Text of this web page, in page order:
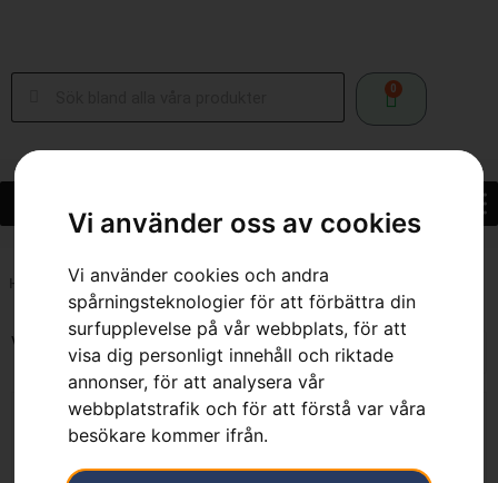
Vi använder oss av cookies
Vi använder cookies och andra
spårningsteknologier för att förbättra din
surfupplevelse på vår webbplats, för att
visa dig personligt innehåll och riktade
annonser, för att analysera vår
webbplatstrafik och för att förstå var våra
besökare kommer ifrån.
0
Hem 1000 m²
Visar alla 8 resultat
HUSQVARNA LB 251S